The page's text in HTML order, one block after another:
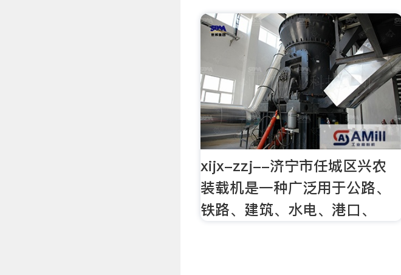
xijx-zzj--济宁市任城区兴农
装载机是一种广泛用于公路、
铁路、建筑、水电、港口、